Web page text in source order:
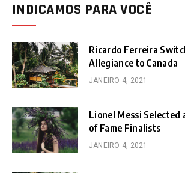
INDICAMOS PARA VOCÊ
Ricardo Ferreira
Allegiance to Canada
JANEIRO 4, 2021
Lionel Messi Selected
of Fame Finalists
JANEIRO 4, 2021